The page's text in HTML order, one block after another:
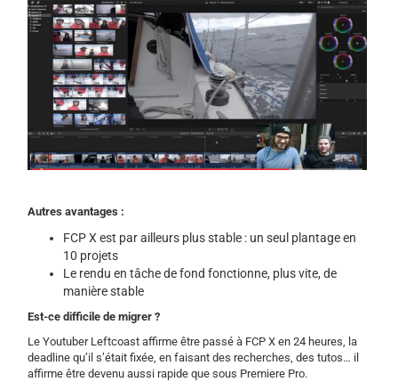
Autres avantages :
FCP X est par ailleurs plus stable : un seul plantage en
10 projets
Le rendu en tâche de fond fonctionne, plus vite, de
manière stable
Est-ce difficile de migrer ?
Le Youtuber Leftcoast affirme être passé à FCP X en 24 heures, la
deadline qu’il s’était fixée, en faisant des recherches, des tutos… il
affirme être devenu aussi rapide que sous Premiere Pro.